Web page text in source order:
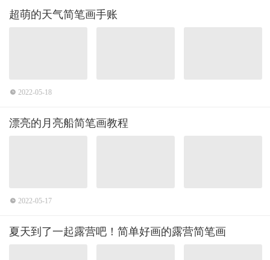
超萌的天气简笔画手账
2022-05-18
漂亮的月亮船简笔画教程
2022-05-17
夏天到了一起露营吧！简单好画的露营简笔画